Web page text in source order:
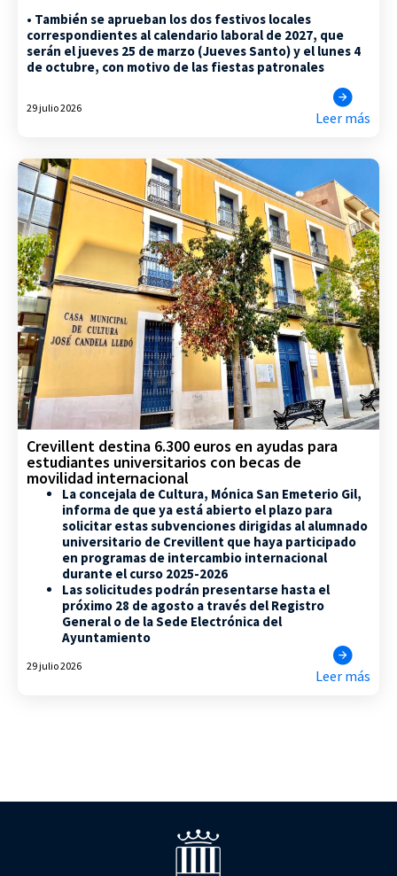
• También se aprueban los dos festivos locales
correspondientes al calendario laboral de 2027, que
serán el jueves 25 de marzo (Jueves Santo) y el lunes 4
de octubre, con motivo de las fiestas patronales
29 julio 2026
Leer más
Crevillent destina 6.300 euros en ayudas para
estudiantes universitarios con becas de
movilidad internacional
La concejala de Cultura, Mónica San Emeterio Gil,
informa de que ya está abierto el plazo para
solicitar estas subvenciones dirigidas al alumnado
universitario de Crevillent que haya participado
en programas de intercambio internacional
durante el curso 2025-2026
Las solicitudes podrán presentarse hasta el
próximo 28 de agosto a través del Registro
General o de la Sede Electrónica del
Ayuntamiento
29 julio 2026
Leer más